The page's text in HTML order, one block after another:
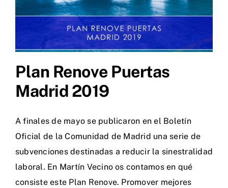
Plan Renove Puertas
Madrid 2019
A finales de mayo se publicaron en el Boletín
Oficial de la Comunidad de Madrid una serie de
subvenciones destinadas a reducir la sinestralidad
laboral. En Martín Vecino os contamos en qué
consiste este Plan Renove. Promover mejores